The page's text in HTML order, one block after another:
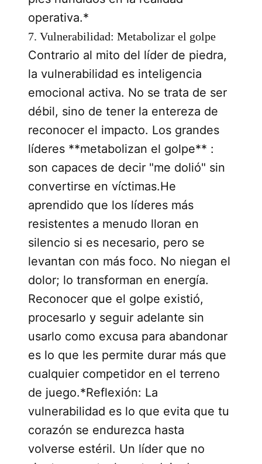
operativa.*
7. Vulnerabilidad: Metabolizar el golpe
Contrario al mito del líder de piedra,
la vulnerabilidad es inteligencia
emocional activa. No se trata de ser
débil, sino de tener la entereza de
reconocer el impacto. Los grandes
líderes **metabolizan el golpe** :
son capaces de decir "me dolió" sin
convertirse en víctimas.He
aprendido que los líderes más
resistentes a menudo lloran en
silencio si es necesario, pero se
levantan con más foco. No niegan el
dolor; lo transforman en energía.
Reconocer que el golpe existió,
procesarlo y seguir adelante sin
usarlo como excusa para abandonar
es lo que les permite durar más que
cualquier competidor en el terreno
de juego.*Reflexión: La
vulnerabilidad es lo que evita que tu
corazón se endurezca hasta
volverse estéril. Un líder que no